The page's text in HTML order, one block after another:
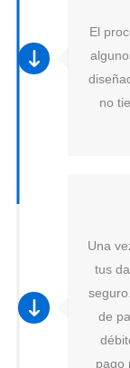
El
no
Una
tus
de
pago